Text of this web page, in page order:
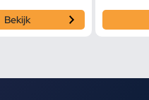
Bekijk